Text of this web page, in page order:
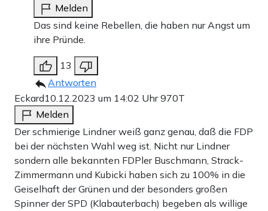
Melden
Das sind keine Rebellen, die haben nur Angst um
ihre Pründe.
13
Antworten
Eckard10.12.2023 um 14:02 Uhr970T
Melden
Der schmierige Lindner weiß ganz genau, daß die FDP
bei der nächsten Wahl weg ist. Nicht nur Lindner
sondern alle bekannten FDPler Buschmann, Strack-
Zimmermann und Kubicki haben sich zu 100% in die
Geiselhaft der Grünen und der besonders großen
Spinner der SPD (Klabauterbach) begeben als willige